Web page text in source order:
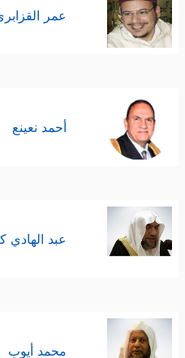
عمر
أحمد نعينع
عبد الهادي
محمد أيوب